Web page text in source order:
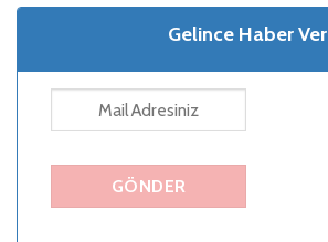
Gelince Haber Ver